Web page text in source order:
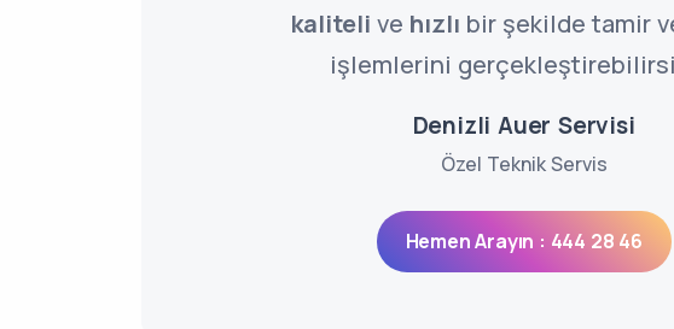
kaliteli ve hızlı bir şekilde tamir
işlemlerini
Denizli Auer Servisi
Özel Teknik Servis
Hemen Arayın : 444 28 46